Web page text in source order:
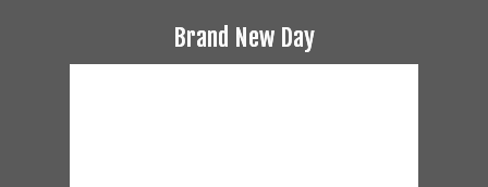
Brand New Day